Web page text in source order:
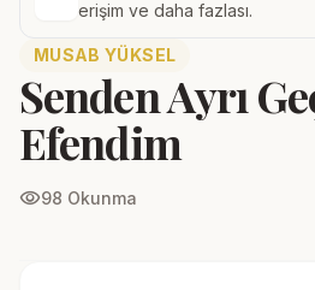
erişim ve daha fazlası.
MUSAB YÜKSEL
Senden Ayrı
Efendim
visibility98 Okunma